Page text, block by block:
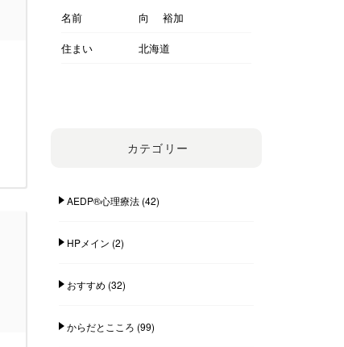
名前
向 裕加
住まい
北海道
カテゴリー
AEDP®︎心理療法(42)
HPメイン (2)
おすすめ (32)
からだとこころ (99)